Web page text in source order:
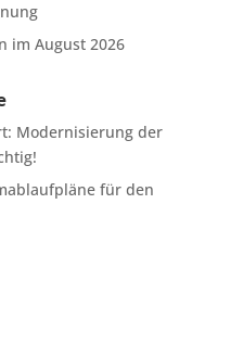
im August 2026
Modernisierung der
für den